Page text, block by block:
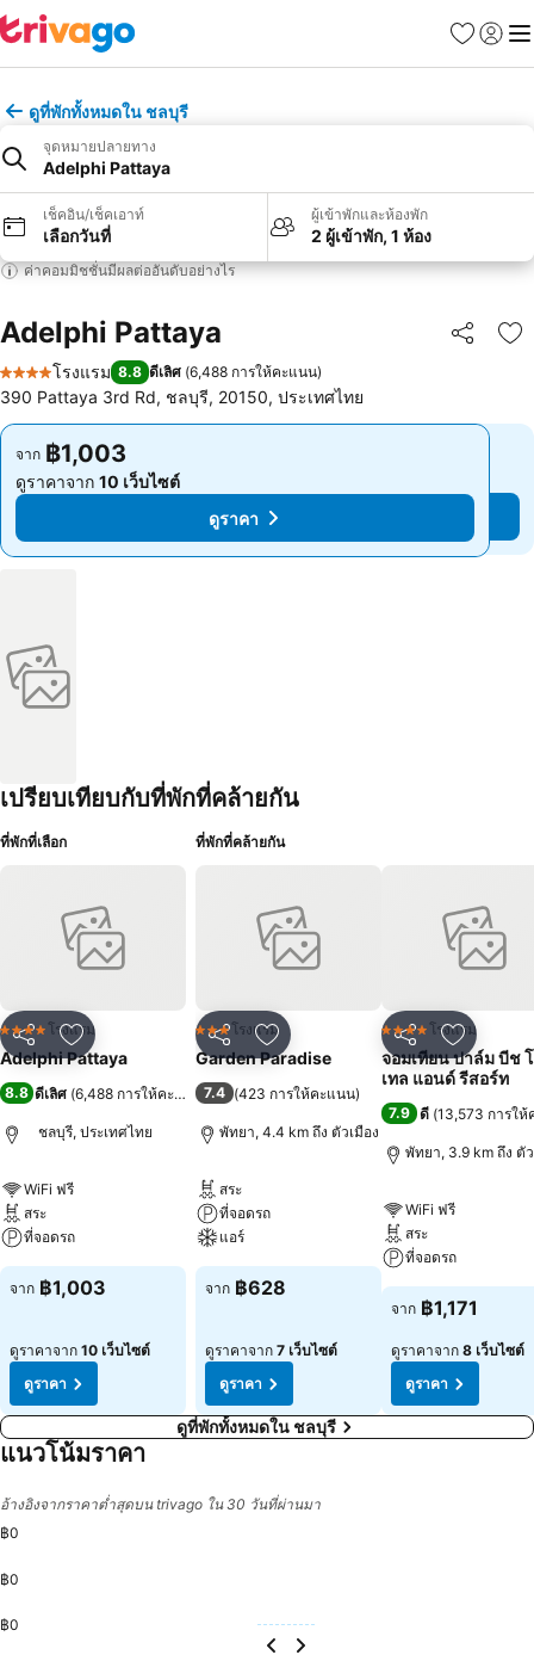
รายการโป
เข้าสู่ร
เมนู
ดูที่พักทั้งหมดใน ชลบุรี
จุดหมายปลายทาง
Adelphi Pattaya
เช็คอิน/เช็คเอาท์
เลือกวันที่
ผู้เข้าพักและห้องพัก
2 ผู้เข้าพัก, 1 ห้อง
ค่าคอมมิชชั่นมีผลต่ออันดับอย่างไร
Adelphi Pattaya แชร์
เ
4 ดาว
โรงแรม 8.8 ดีเลิศ (6,488 การให้คะแนน)
390 Pattaya 3rd Rd, ชลบุรี, 20150, ประเทศไทย
จาก ฿1,003
ดูราคาจาก 10 เว็บไซต์
ดูราคา
จาก ฿1,003
ดูราคาจาก 10 เว็บไซต์
ดูราคา
เปรียบเทียบกับที่พักที่คล้ายกัน
ที่พักที่เลือก
แชร์ เพิ่มในรายการโปรด
4 ดาว โรงแรม
Adelphi Pattaya
8.8 ดีเลิศ (6,488 การให้คะแนน )
ชลบุรี, ประเทศไทย
WiFi ฟรี
สระ
ที่จอดรถ
จาก ฿1,003
ดูราคาจาก 10 เว็บไซต์
ดูราคา
ที่พักที่คล้ายกัน
แชร์ เพิ่มในรายการโปรด
3 ดาวโรงแรม
Garden Paradise
7.4 (423 การให้คะแนน)
พัทยา, 4.4 km ถึง ตัวเมือง
สระ
ที่จอดรถ
แอร์
จาก ฿628
ดูราคาจาก 7 เว็บไซต์
ดูราคา
แชร์ เพิ่มในรา
4 ดาว โรงแรม
จอมเทียน ปาล์ม บีช
เทล แอนด์ รีสอร์ท
7.9 ดี (13,573 การให้
พัทยา, 3.9 km ถึง ตั
WiFi ฟรี
สระ
ที่จอดรถ
จาก ฿1,171
ดูราคาจาก 8 เว็บไซต์
ดูราคา
ดูที่พักทั้งหมดใน ชลบุรี
แนวโน้มราคา
อ้างอิงจากราคาต่ำสุดบน trivago ใน 30 วันที่ผ่านมา
฿0
฿0
฿0